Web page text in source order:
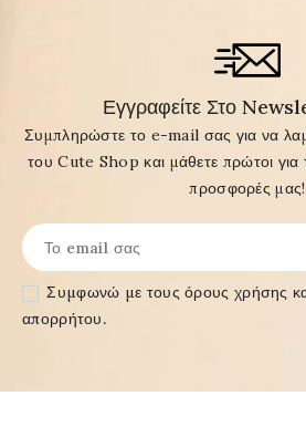
Εγγραφείτε Στο
Συμπληρώστε το e-mail σας για να
του Cute Shop και μάθετε πρώτοι για
προσφορές μας!
Συμφωνώ με τουςόρους χρήσης
απορρήτου.